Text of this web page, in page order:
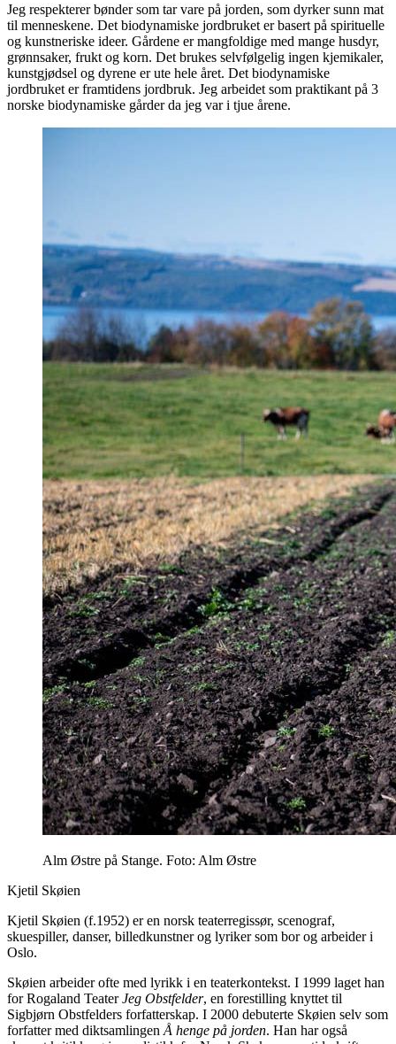
Jeg respekterer bønder som tar vare på jorden, som dyrker sunn mat
til menneskene. Det biodynamiske jordbruket er basert på spirituelle
og kunstneriske ideer. Gårdene er mangfoldige med mange husdyr,
grønnsaker, frukt og korn. Det brukes selvfølgelig ingen kjemikaler,
kunstgjødsel og dyrene er ute hele året. Det biodynamiske
jordbruket er framtidens jordbruk. Jeg arbeidet som praktikant på 3
norske biodynamiske gårder da jeg var i tjue årene.
Alm Østre på Stange. Foto: Alm Østre
Kjetil Skøien
Kjetil Skøien (f.1952) er en norsk teaterregissør, scenograf,
skuespiller, danser, billedkunstner og lyriker som bor og arbeider i
Oslo.
Skøien arbeider ofte med lyrikk i en teaterkontekst. I 1999 laget han
for Rogaland TeaterJeg Obstfelder, en forestilling knyttet til
Sigbjørn Obstfelders forfatterskap. I 2000 debuterte Skøien selv som
forfatter med diktsamlingen Å henge på jorden. Han har også